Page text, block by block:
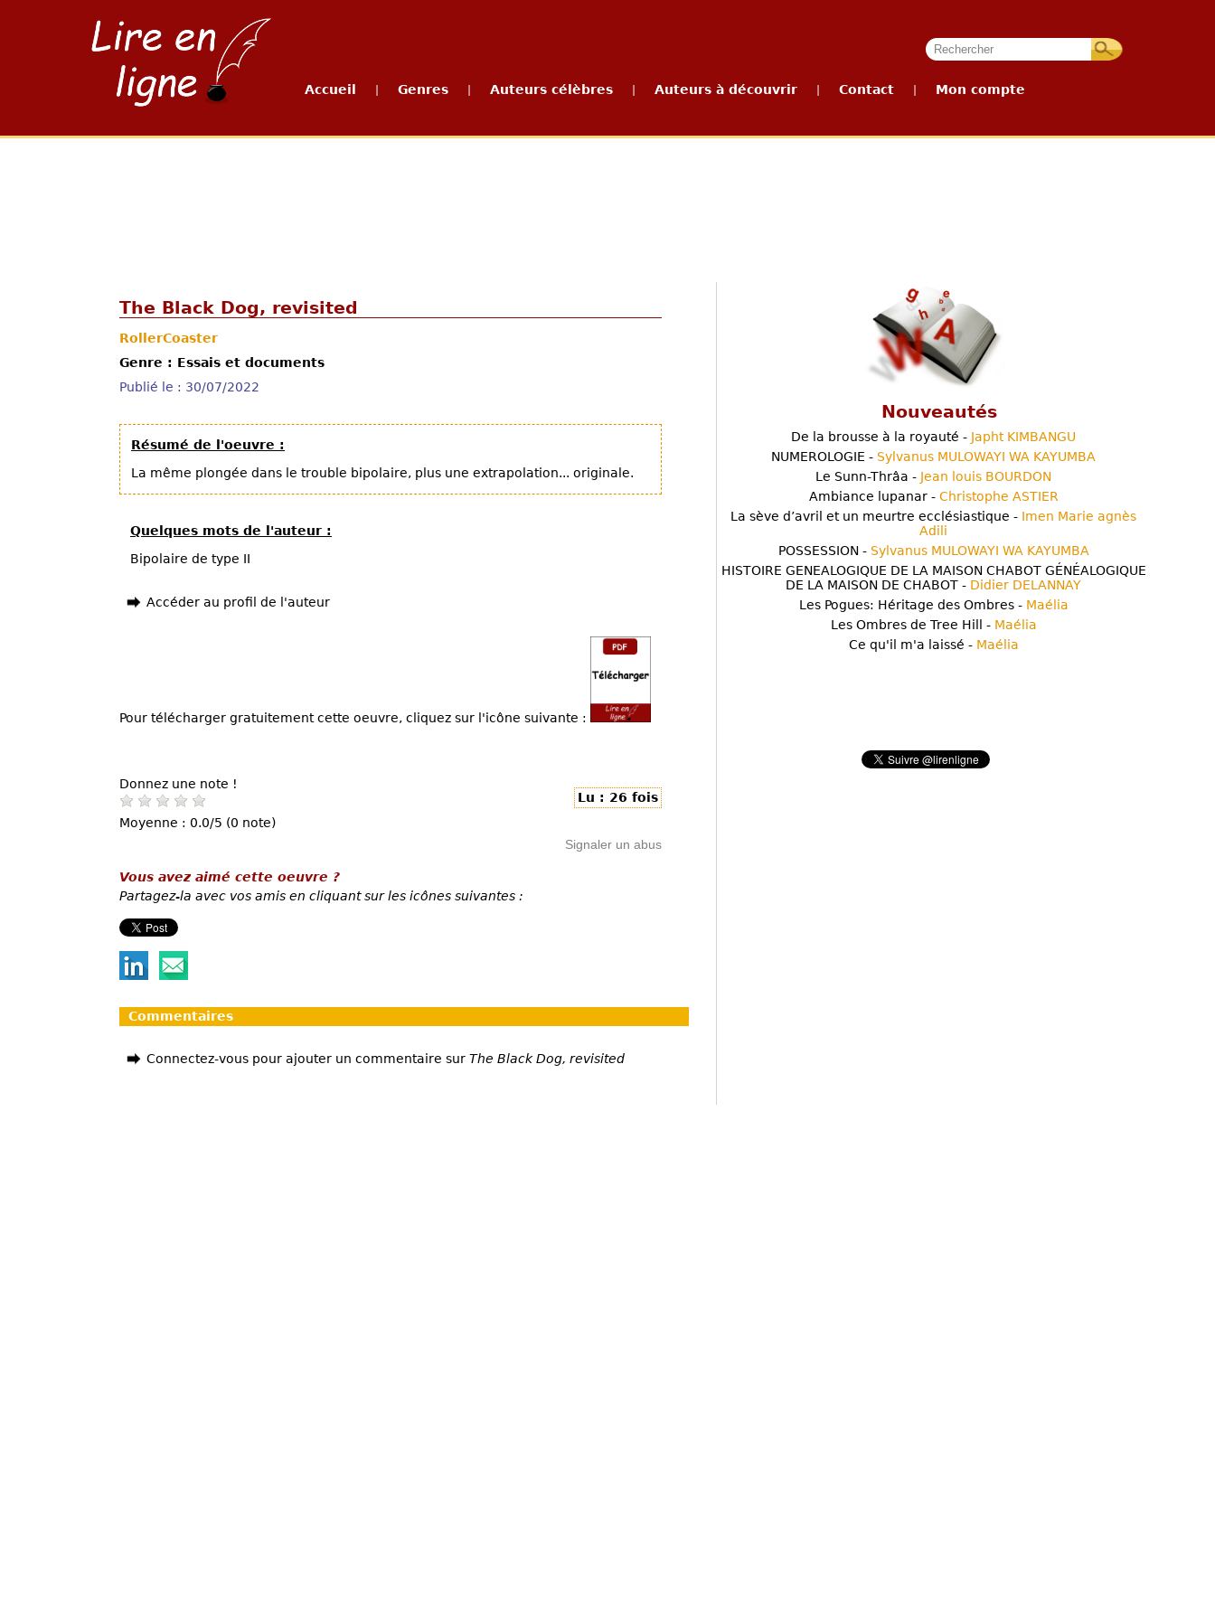
Accueil Genres Auteurs célèbres Auteurs à découvrir Contact Mon compte
The Black Dog, revisited
RollerCoaster
Genre : Essais et documents
Publié le : 30/07/2022
Résumé de l'oeuvre :
La même plongée dans le trouble bipolaire, plus une extrapolation... originale.
Quelques mots de l'auteur :
Bipolaire de type II
Accéder au profil de l'auteur
Pour télécharger gratuitement cette oeuvre, cliquez sur l'icône suivante :
Donnez une note !
Moyenne : 0.0/5 (0 note)
Lu : 26 fois
Signaler un abus
Vous avez aimé cette oeuvre ?
Partagez-la avec vos amis en cliquant sur les icônes suivantes :
Commentaires
Connectez-vous pour ajouter un commentaire sur The Black Dog, revisited
Nouveautés
De la brousse à la royauté - Japht KIMBANGU
NUMEROLOGIE - Sylvanus MULOWAYI WA KAYUMBA
Le Sunn-Thrâa - Jean louis BOURDON
Ambiance lupanar - Christophe ASTIER
La sève d’avril et un meurtre ecclésiastique - Imen Marie agnès
Adili
POSSESSION - Sylvanus MULOWAYI WA KAYUMBA
HISTOIRE GENEALOGIQUE DE LA MAISON CHABOT GÉNÉALOGIQUE
DE LA MAISON DE CHABOT - Didier DELANNAY
Les Pogues: Héritage des Ombres - Maélia
Les Ombres de Tree Hill - Maélia
Ce qu'il m'a laissé - Maélia